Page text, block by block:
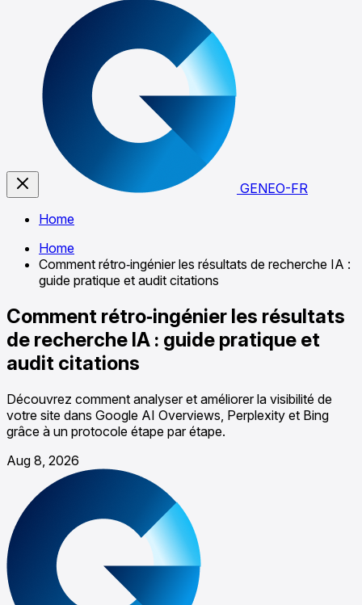
GENEO-FR
Home
Home
Comment rétro‑ingénier les résultats de recherche IA :
guide pratique et audit citations
Comment rétro‑ingénier les résultats
de recherche IA : guide pratique et
audit citations
Découvrez comment analyser et améliorer la visibilité de
votre site dans Google AI Overviews, Perplexity et Bing
grâce à un protocole étape par étape.
Aug 8, 2026